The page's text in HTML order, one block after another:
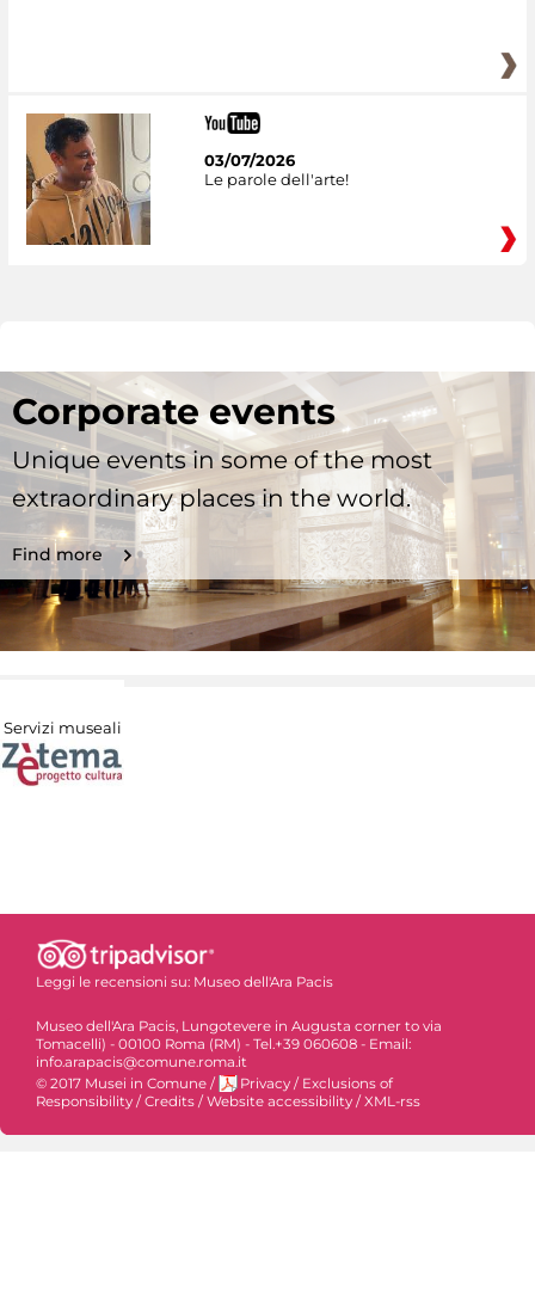
03/07/2026
Le parole dell'arte!
Corporate events
Unique events in some of the most
extraordinary places in the world.
Find more
Servizi museali
Leggi le recensioni su: Museo dell'Ara Pacis
Museo dell'Ara Pacis, Lungotevere in Augusta corner to via
Tomacelli) - 00100 Roma (RM) - Tel.+39 060608 - Email:
info.arapacis@comune.roma.it
© 2017 Musei in Comune / Privacy / Exclusions of
Responsibility /Credits /Website accessibility /XML-rss